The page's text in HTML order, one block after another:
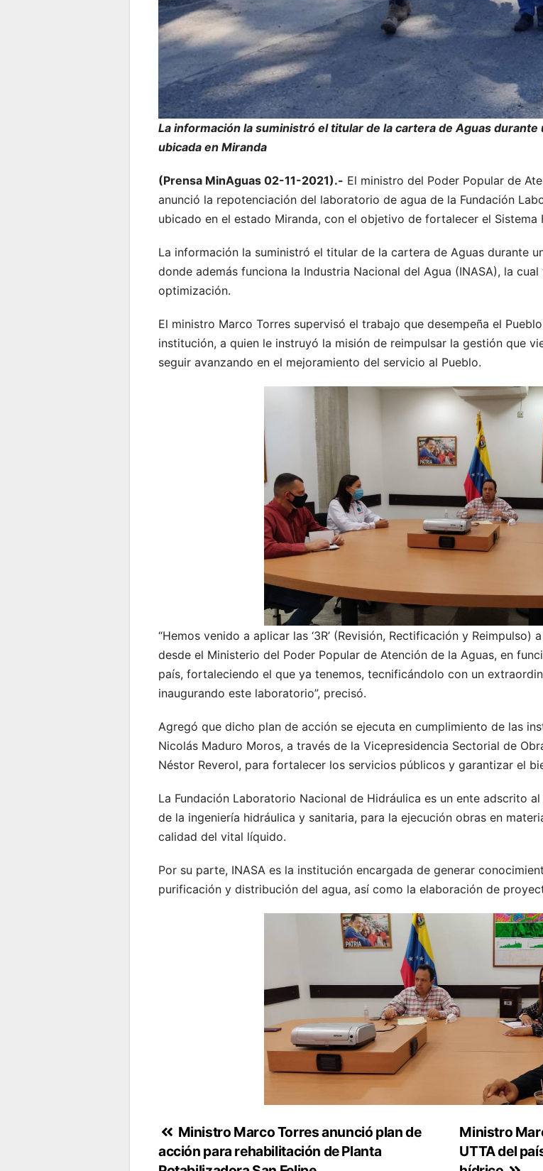
La información la suministró el titular de la cartera de Aguas
ubicada en Miranda
(Prensa MinAguas 02-11-2021).- El ministro del Poder Popular de
anunció la repotenciación del laboratorio de agua de la Fundación
ubicado en el estado Miranda, con el objetivo de fortalecer el Sistema
La información la suministró el titular de la cartera de Aguas durante
donde además funciona la Industria Nacional del Agua (INASA), la
optimización.
El ministro Marco Torres supervisó el trabajo que desempeña el
institución, a quien le instruyó la misión de reimpulsar la gestión que
seguir avanzando en el mejoramiento del servicio al Pueblo.
“Hemos venido a aplicar las ‘3R’ (Revisión, Rectificación y
desde el Ministerio del Poder Popular de Atención de la Aguas, en
país, fortaleciendo el que ya tenemos, tecnificándolo con un
inaugurando este laboratorio”, precisó.
Agregó que dicho plan de acción se ejecuta en cumplimiento de las
Nicolás Maduro Moros, a través de la Vicepresidencia Sectorial de
Néstor Reverol, para fortalecer los servicios públicos y garantizar el
La Fundación Laboratorio Nacional de Hidráulica es un ente adscrito
de la ingeniería hidráulica y sanitaria, para la ejecución obras en
calidad del vital líquido.
Por su parte, INASA es la institución encargada de generar
purificación y distribución del agua, así como la elaboración de
Navegación
de
Ministro
UTTA del
Ministro Marco Torres anunció plan de
acción para rehabilitación de Planta